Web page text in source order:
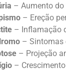
– Aumento do
– Ereção
– Inflamação
– Sintomas
– Projeção
–